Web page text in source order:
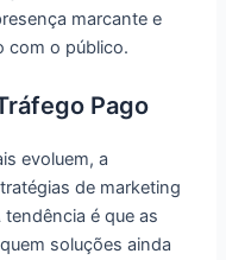
marcante e
com o público.
Pago
evoluem, a
de marketing
é que as
soluções ainda